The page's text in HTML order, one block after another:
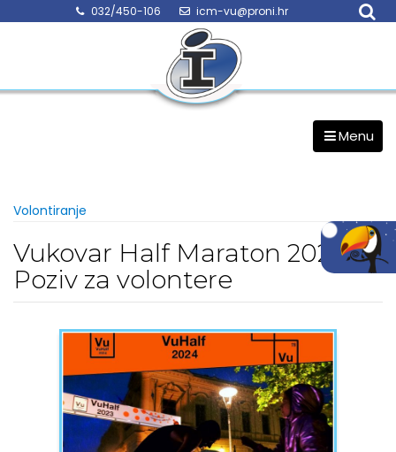
032/450-106 icm-vu@proni.hr
Menu
Volontiranje
Vukovar Half Maraton 2024:
Poziv za volontere